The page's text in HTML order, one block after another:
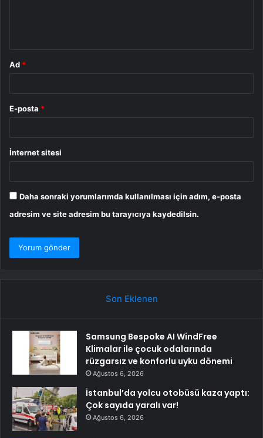
Ad *
E-posta *
İnternet sitesi
Daha sonraki yorumlarımda kullanılması için adım, e-posta
adresim ve site adresim bu tarayıcıya kaydedilsin.
Son Eklenen
Samsung Bespoke AI WindFree
Klimalar ile çocuk odalarında
rüzgarsız ve konforlu uyku dönemi
Ağustos 6, 2026
İstanbul’da yolcu otobüsü kaza yaptı:
Çok sayıda yaralı var!
Ağustos 6, 2026